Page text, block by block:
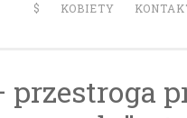
$ KOBIETY
przestroga